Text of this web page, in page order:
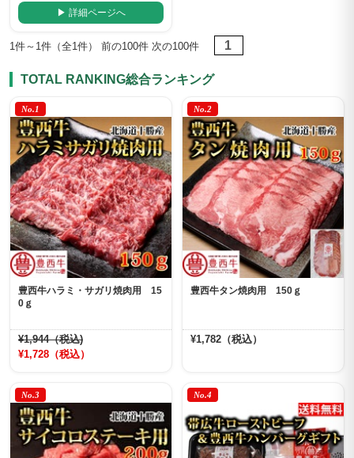
▶ 詳細ページへ
1件～1件（全1件） 前の100件 次の100件 1
TOTAL RANKING総合ランキング
No.1
豊西牛ハラミ・サガリ焼肉用 15
0ｇ
¥1,944（税込)
¥1,728（税込）
No.2
豊西牛タン焼肉用 150ｇ
¥1,782（税込）
No.3 No.4